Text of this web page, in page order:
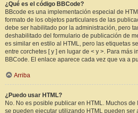
¿Qué es el código BBCode?
BBcode es una implementación especial de
formato de los objetos particulares de las
debe ser habilitado por la administración, pero
deshabilitado del formulario de publicación de
es similar en estilo al HTML, pero las etiquetas
entre corchetes [ y ] en lugar de < y >. Para más
BBCode. El enlace aparece cada vez que va a
Arriba
¿Puedo usar HTML?
No. No es posible publicar en HTML. Muchos
se pueden ejecutar utilizando HTML pueden ser